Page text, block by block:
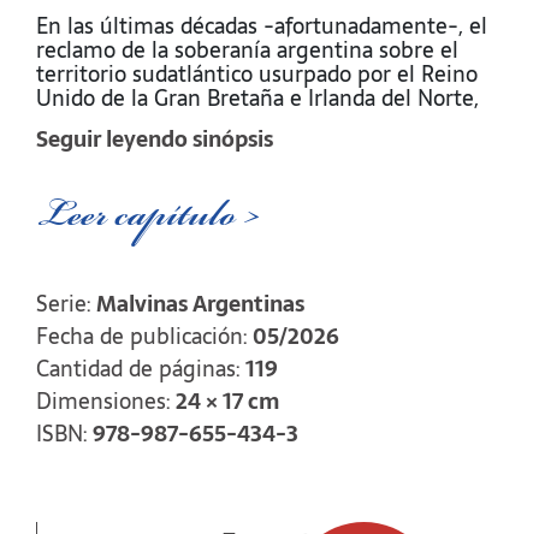
En las últimas décadas -afortunadamente-, el
reclamo de la soberanía argentina sobre el
territorio sudatlántico usurpado por el Reino
Unido de la Gran Bretaña e Irlanda del Norte,
se ha enquistado en lo más profundo de la
sociedad. Carteles en las rutas nacionales,
larga distancia, banderas en los estadios de
fútbol…todos tienen el mismo slogan: “Las Islas
Malvinas, son argentinas”. Asimismo, la
de abril con profundo respeto y admiración a
los veteranos de la guerra de 1982.
Sin embargo, creemos importante que la
sociedad, además de realizar estas
manifestaciones desde la emoción, comprenda
las razones jurídicas de por qué esto es así.
Deseamos popularizar los argumentos legales
Seguir leyendo sinópsis
Leer capítulo >
Serie:Malvinas Argentinas
Fecha de publicación:05/2026
Cantidad de páginas:119
Dimensiones:24 × 17 cm
ISBN:978-987-655-434-3